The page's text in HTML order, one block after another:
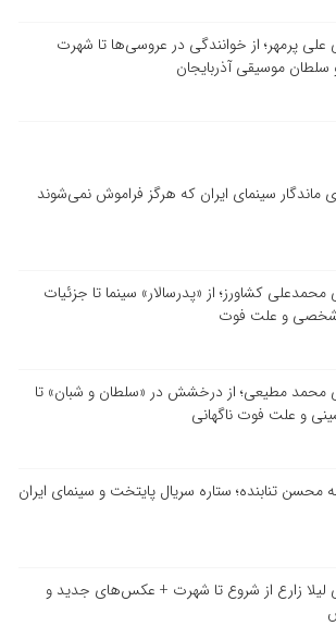
علی پرمهر؛ از خوانندگی در عروسی‌ها تا شهرت
سلطان موسیقی آذربایجان
ماندگار سینمای ایران که هرگز فراموش نمی‌شوند
محمدعلی کشاورز؛ از «پدرسالار» سینما تا جزئیات
و علت فوت
محمد مطیعی؛ از درخشش در «سلطان و شبان» تا
و علت فوت ناگهانی
محسن تنابنده؛ ستاره سریال پایتخت و سینمای ایران
لیلا زارع از شروع تا شهرت + عکس‌های جدید و